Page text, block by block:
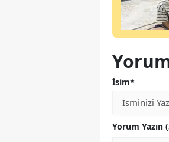
İsim*
Yorum Yazın